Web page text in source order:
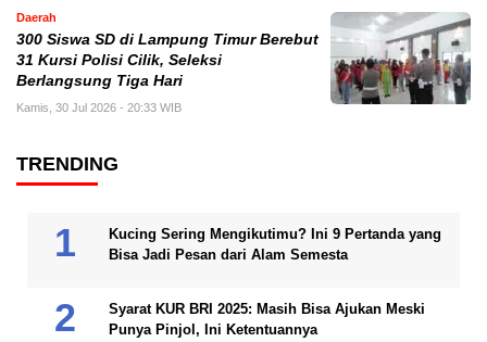
Daerah
300 Siswa SD di Lampung Timur Berebut
31 Kursi Polisi Cilik, Seleksi
Berlangsung Tiga Hari
Kamis, 30 Jul 2026 - 20:33 WIB
TRENDING
Kucing Sering Mengikutimu? Ini 9 Pertanda yang
Bisa Jadi Pesan dari Alam Semesta
Syarat KUR BRI 2025: Masih Bisa Ajukan Meski
Punya Pinjol, Ini Ketentuannya